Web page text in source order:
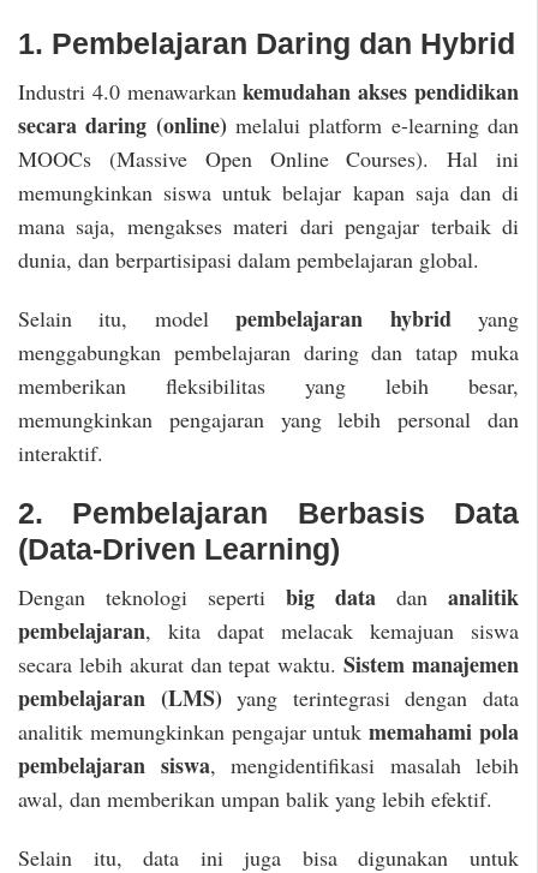
1. Pembelajaran Daring dan Hybrid
Industri 4.0 menawarkankemudahan akses pendidikan
secara daring (online) melalui platform e-learning dan
MOOCs (Massive Open Online Courses). Hal ini
memungkinkan siswa untuk belajar kapan saja dan di
mana saja, mengakses materi dari pengajar terbaik di
dunia, dan berpartisipasi dalam pembelajaran global.
Selain itu, modelpembelajaran hybridyang
menggabungkan pembelajaran daring dan tatap muka
memberikan fleksibilitas yang lebih besar,
memungkinkan pengajaran yang lebih personal dan
interaktif.
2. Pembelajaran Berbasis Data
(Data-Driven Learning)
Dengan teknologi seperti big data dan analitik
pembelajaran, kita dapat melacak kemajuan siswa
secara lebih akurat dan tepat waktu.Sistem manajemen
pembelajaran (LMS) yang terintegrasi dengan data
analitik memungkinkan pengajar untukmemahami pola
pembelajaran siswa, mengidentifikasi masalah lebih
awal, dan memberikan umpan balik yang lebih efektif.
Selain itu, data ini juga bisa digunakan untuk